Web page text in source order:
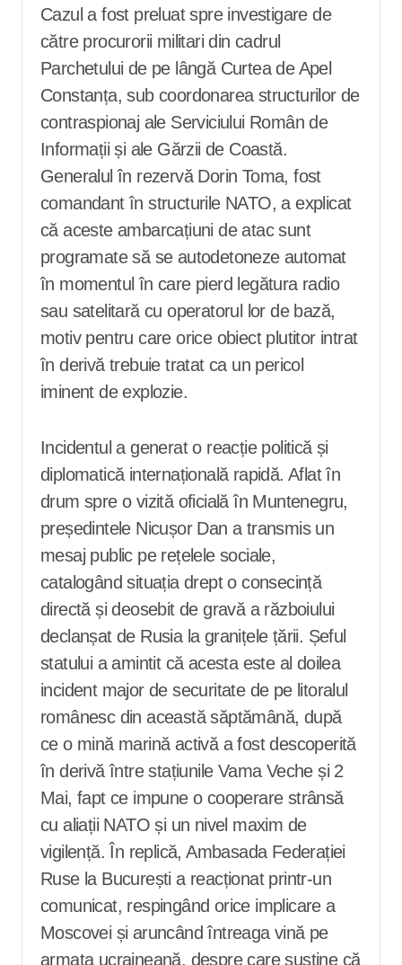
Cazul a fost preluat spre investigare de
către procurorii militari din cadrul
Parchetului de pe lângă Curtea de Apel
Constanța, sub coordonarea structurilor de
contraspionaj ale Serviciului Român de
Informații și ale Gărzii de Coastă.
Generalul în rezervă Dorin Toma, fost
comandant în structurile NATO, a explicat
că aceste ambarcațiuni de atac sunt
programate să se autodetoneze automat
în momentul în care pierd legătura radio
sau satelitară cu operatorul lor de bază,
motiv pentru care orice obiect plutitor intrat
în derivă trebuie tratat ca un pericol
iminent de explozie.
Incidentul a generat o reacție politică și
diplomatică internațională rapidă. Aflat în
drum spre o vizită oficială în Muntenegru,
președintele Nicușor Dan a transmis un
mesaj public pe rețelele sociale,
catalogând situația drept o consecință
directă și deosebit de gravă a războiului
declanșat de Rusia la granițele țării. Șeful
statului a amintit că acesta este al doilea
incident major de securitate de pe litoralul
românesc din această săptămână, după
ce o mină marină activă a fost descoperită
în derivă între stațiunile Vama Veche și 2
Mai, fapt ce impune o cooperare strânsă
cu aliații NATO și un nivel maxim de
vigilență. În replică, Ambasada Federației
Ruse la București a reacționat printr-un
comunicat, respingând orice implicare a
Moscovei și aruncând întreaga vină pe
armata ucraineană, despre care susține că